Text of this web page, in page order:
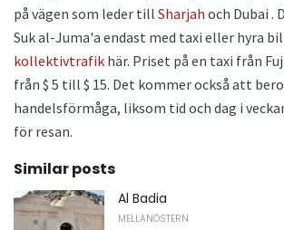
på vägen som leder till Sharjah och Dubai .
Suk al-Juma'a endast med taxi eller hyra
kollektivtrafik här. Priset på en taxi från
från $ 5 till $ 15. Det kommer också att
handelsförmåga, liksom tid och dag i
för resan.
Similar posts
Al Badia
MELLANÖSTERN